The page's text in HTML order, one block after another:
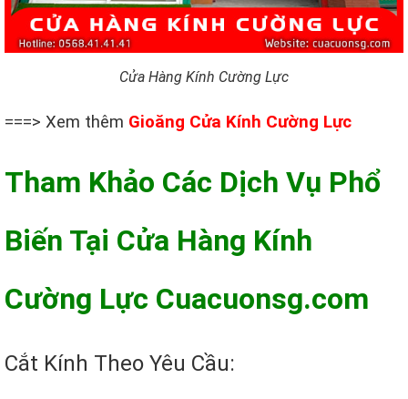
Cửa Hàng Kính Cường Lực
===> Xem thêm Gioăng Cửa Kính Cường Lực
Tham Khảo Các Dịch Vụ Phổ
Biến Tại Cửa Hàng Kính
Cường Lực Cuacuonsg.com
Cắt Kính Theo Yêu Cầu: